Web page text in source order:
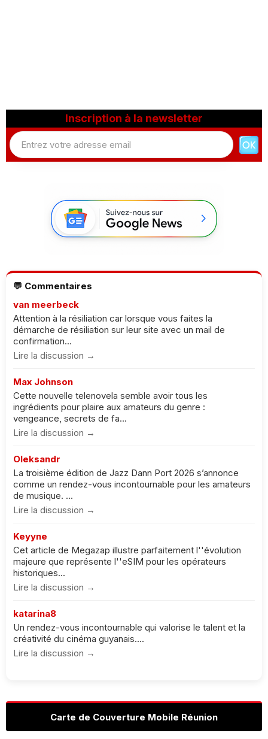
Inscription à la newsletter
💬 Commentaires
van meerbeck
Attention à la résiliation car lorsque vous faites la
démarche de résiliation sur leur site avec un mail de
confirmation...
Lire la discussion →
Max Johnson
Cette nouvelle telenovela semble avoir tous les
ingrédients pour plaire aux amateurs du genre :
vengeance, secrets de fa...
Lire la discussion →
Oleksandr
La troisième édition de Jazz Dann Port 2026 s’annonce
comme un rendez-vous incontournable pour les amateurs
de musique. ...
Lire la discussion →
Keyyne
Cet article de Megazap illustre parfaitement l''évolution
majeure que représente l''eSIM pour les opérateurs
historiques...
Lire la discussion →
katarina8
Un rendez-vous incontournable qui valorise le talent et la
créativité du cinéma guyanais....
Lire la discussion →
Carte de Couverture Mobile Réunion